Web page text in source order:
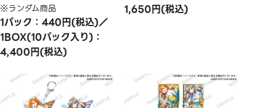
※ランダム商品
1パック：440円(税込)／
1BOX(10パック入り)：
4,400円(税込)
1,650円(税込)